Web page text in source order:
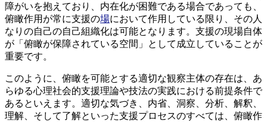
障がいを抱えており、内在化が困難である場合であっても、
俯瞰作用が常に支援の場において作用している限り、その人
なりの自己の自己組織化は可能となります。支援の現場自体
が「俯瞰が保障されている空間」として成立していることが
重要です。
このように、俯瞰を可能とする適切な観察主体の存在は、あ
らゆる心理社会的支援理論や技法の実践における前提条件で
あるといえます。適切な気づき、内省、洞察、分析、解釈、
理解、そして了解といった支援プロセスのすべては、俯瞰作